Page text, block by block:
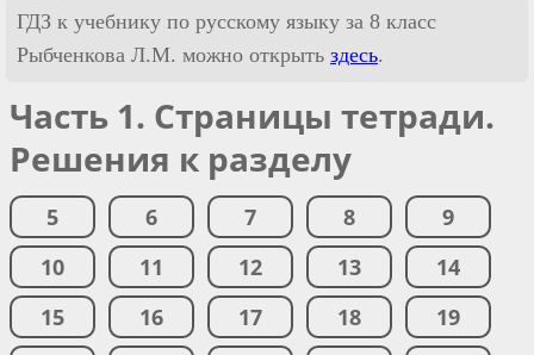
ГДЗ к учебнику по русскому языку за 8 класс
Рыбченкова Л.М. можно открыть здесь.
Часть 1. Страницы тетради.
Решения к разделу
5 6 7 8
9
10
11 12 13
14
15
16 17 18
19